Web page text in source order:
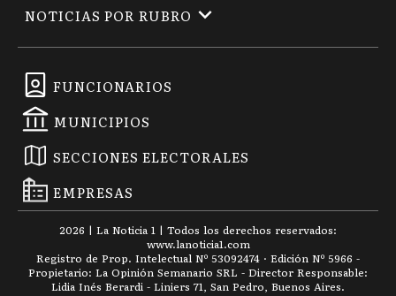
FUNCIONARIOS
MUNICIPIOS
SECCIONES ELECTORALES
EMPRESAS
NOTICIAS POR RUBRO
2026 | La Noticia 1 | Todos los derechos reservados:
www.lanoticia1.com
Registro de Prop. Intelectual Nº 53092474 · Edición Nº 5966 -
Propietario: La Opinión Semanario SRL - Director Responsable:
Lidia Inés Berardi - Liniers 71, San Pedro, Buenos Aires.